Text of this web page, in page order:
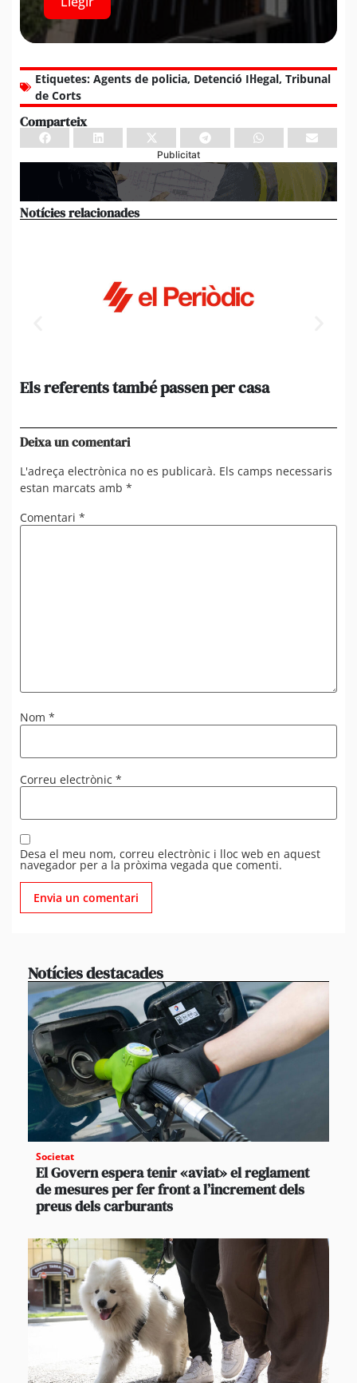
Etiquetes: Agents de policia, Detenció Il·legal, Tribunal
de Corts
Comparteix
Publicitat
Notícies relacionades
Els referents també passen per casa
Deixa un comentari
L'adreça electrònica no es publicarà. Els camps necessaris
estan marcats amb *
Comentari *
Nom *
Correu electrònic *
Desa el meu nom, correu electrònic i lloc web en aquest
navegador per a la pròxima vegada que comenti.
Notícies destacades
Societat
El Govern espera tenir «aviat» el reglament
de mesures per fer front a l’increment dels
preus dels carburants